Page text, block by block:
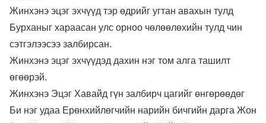
Жинхэнэ эцэг эхчүүд тэр өдрийг угтан авахын тулд
Бурханыг хараасан улс орноо чөлөөлөхийн тулд чин
сэтгэлээсээ залбирсан.
Жинхэнэ эцэг эхчүүдэд дахин нэг том алга ташилт
өгөөрэй.
Жинхэнэ Эцэг Хавайд гүн залбирч цагийг өнгөрөөдөг
Би нэг удаа Ерөнхийлөгчийн нарийн бичгийн дарга Жон